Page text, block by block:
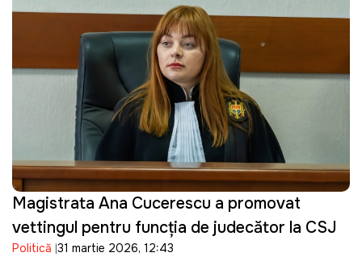
Magistrata Ana Cucerescu a promovat
vettingul pentru funcția de judecător la CSJ
Politică 31 martie 2026, 12:43